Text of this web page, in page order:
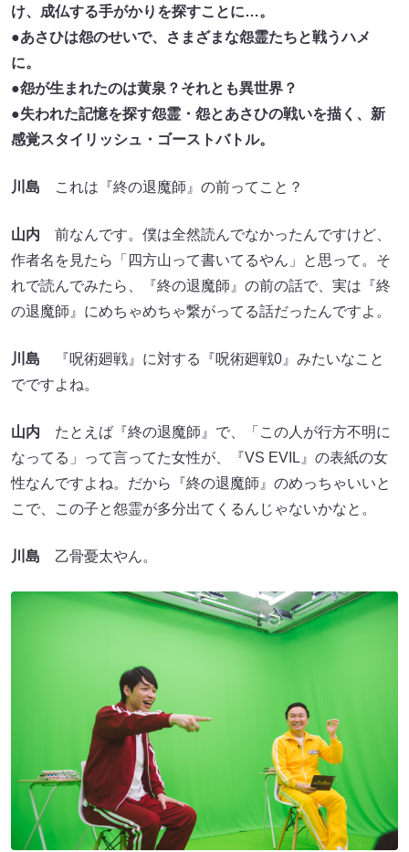
け、成仏する手がかりを探すことに…。
●あさひは怨のせいで、さまざまな怨霊たちと戦うハメ
に。
●怨が生まれたのは黄泉？それとも異世界？
●失われた記憶を探す怨霊・怨とあさひの戦いを描く、新
感覚スタイリッシュ・ゴーストバトル。
川島 これは『終の退魔師』の前ってこと？
山内 前なんです。僕は全然読んでなかったんですけど、
作者名を見たら「四方山って書いてるやん」と思って。そ
れで読んでみたら、『終の退魔師』の前の話で、実は『終
の退魔師』にめちゃめちゃ繋がってる話だったんですよ。
川島 『呪術廻戦』に対する『呪術廻戦0』みたいなこと
でですよね。
山内 たとえば『終の退魔師』で、「この人が行方不明に
なってる」って言ってた女性が、『VS EVIL』の表紙の女
性なんですよね。だから『終の退魔師』のめっちゃいいと
こで、この子と怨霊が多分出てくるんじゃないかなと。
川島 乙骨憂太やん。